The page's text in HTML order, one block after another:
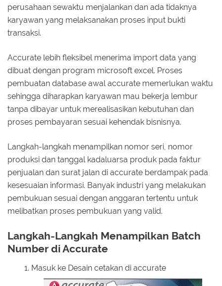
perusahaan sewaktu menjalankan dan ada tidaknya
karyawan yang melaksanakan proses input bukti
transaksi.
Accurate lebih fleksibel menerima import data yang
dibuat dengan program microsoft excel. Proses
pembuatan database awal accurate memerlukan waktu
sehingga diharapkan karyawan mau bekerja lembur
tanpa dibayar untuk merealisasikan kebutuhan dan
proses pembayaran sesuai kehendak bisnisnya.
Langkah-langkah menampilkan nomor seri, nomor
produksi dan tanggal kadaluarsa produk pada faktur
penjualan dan surat jalan di accurate berdampak pada
kesesuaian informasi. Banyak industri yang melakukan
pembukuan sesuai dengan anggaran tertentu untuk
melibatkan proses pembukuan yang valid.
Langkah-Langkah Menampilkan Batch
Number di Accurate
Masuk ke Desain cetakan di accurate